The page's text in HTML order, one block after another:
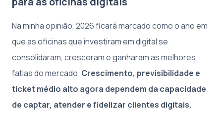
Na minha opinião, 2026 ficará marcado como o ano em
que as oficinas que investiram em digital se
consolidaram, cresceram e ganharam as melhores
fatias do mercado. Crescimento, previsibilidade e
ticket médio alto agora dependem da capacidade
de captar, atender e fidelizar clientes digitais.